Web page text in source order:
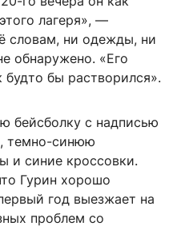
лагеря», —
словам, ни одежды, ни
обнаружено. «Его
бы растворился».
бейсболку с надписью
темно-синюю
и синие кроссовки.
Гурин хорошо
год выезжает на
проблем со